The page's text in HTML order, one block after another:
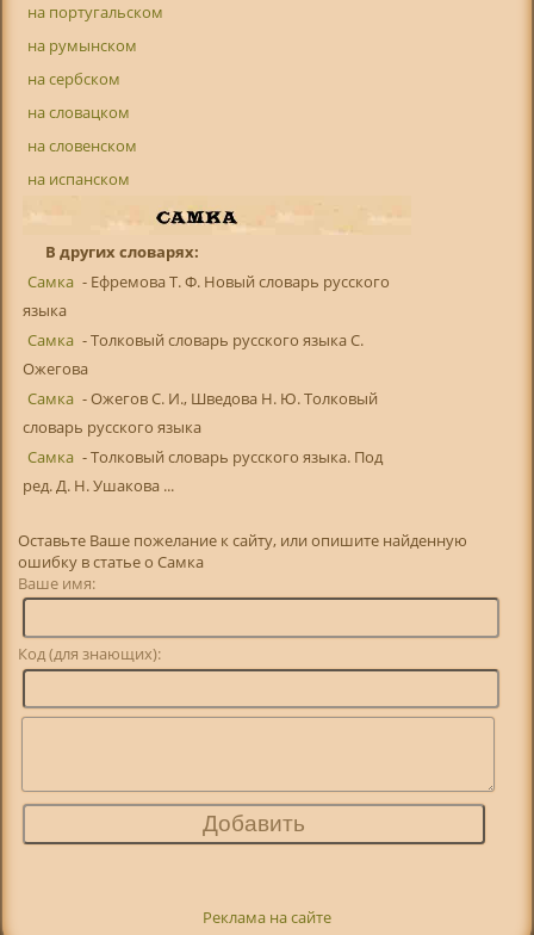
на португальском
на румынском
на сербском
на словацком
на словенском
на испанском
В других словарях:
Самка - Ефремова Т. Ф. Новый словарь русского
языка
Самка - Толковый словарь русского языка С.
Ожегова
Самка - Ожегов С. И., Шведова Н. Ю. Толковый
словарь русского языка
Самка - Толковый словарь русского языка. Под
ред. Д. Н. Ушакова ...
Оставьте Ваше пожелание к сайту, или опишите найденную
ошибку в статье о Самка
Ваше имя:
Код (для знающих):
Реклама на сайте